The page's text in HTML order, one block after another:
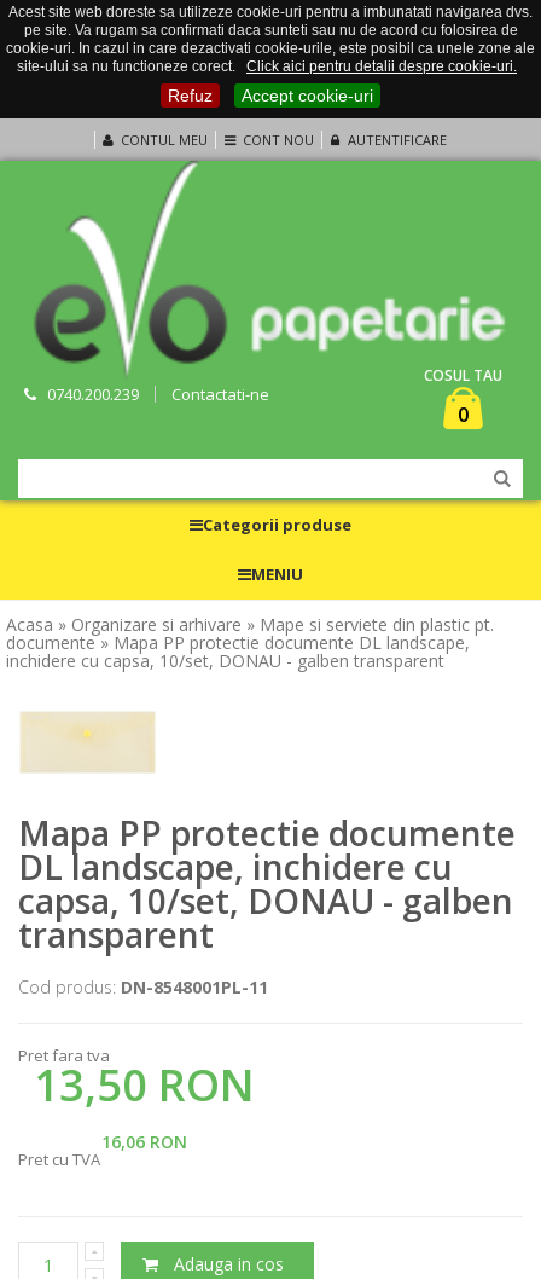
Acest site web doreste sa utilizeze cookie-uri pentru a imbunatati navigarea dvs.
pe site. Va rugam sa confirmati daca sunteti sau nu de acord cu folosirea de
cookie-uri. In cazul in care dezactivati cookie-urile, este posibil ca unele zone ale
site-ului sa nu functioneze corect.
Click aici pentru detalii despre cookie-uri.
Refuz Accept cookie-uri
CONTUL MEU CONT NOU AUTENTIFICARE
0740.200.239 Contactati-ne
COSUL TAU
0
Categorii produse
MENIU
Acasa » Organizare si arhivare » Mape si serviete din plastic pt.
documente » Mapa PP protectie documente DL landscape,
inchidere cu capsa, 10/set, DONAU - galben transparent
Mapa PP protectie documente
DL landscape, inchidere cu
capsa, 10/set, DONAU - galben
transparent
Cod produs: DN-8548001PL-11
Pret fara tva
13,50 RON
16,06 RON
Pret cu TVA
Adauga in cos